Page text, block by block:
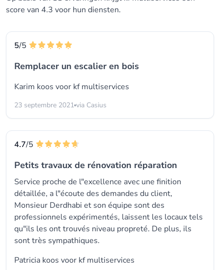
score van 4.3 voor hun diensten.
5/5
Remplacer un escalier en bois
Karim koos voor kf multiservices
23 septembre 2021 via Casius
4.7/5
Petits travaux de rénovation réparation
Service proche de l"excellence avec une finition
détaillée, a l"écoute des demandes du client,
Monsieur Derdhabi et son équipe sont des
professionnels expérimentés, laissent les locaux tels
qu"ils les ont trouvés niveau propreté. De plus, ils
sont très sympathiques.
Patricia koos voor kf multiservices